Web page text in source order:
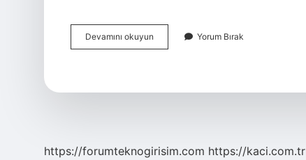
Devamını okuyun
Beslenmesine
Yorum Bırak
https://forumteknogirisim.com https://kaci.com.tr